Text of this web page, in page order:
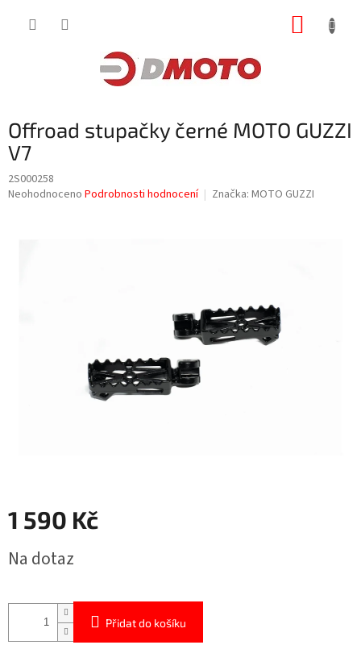
Offroad stupačky černé MOTO GUZZI
V7
2S000258
Průměrné
Neohodnoceno Podrobnosti hodnocení Značka: MOTO GUZZI
1 590 Kč
cena:
Na dotaz
Přidat do košíku